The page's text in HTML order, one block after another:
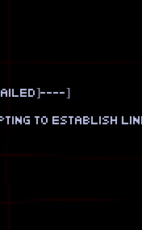
]
to establish